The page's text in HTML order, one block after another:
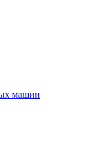
машин